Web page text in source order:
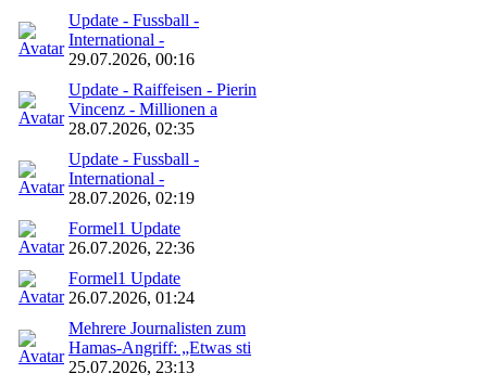
Update - Fussball -
International -
29.07.2026, 00:16
Update - Raiffeisen - Pierin
Vincenz - Millionen a
28.07.2026, 02:35
Update - Fussball -
International -
28.07.2026, 02:19
Formel1 Update
26.07.2026, 22:36
Formel1 Update
26.07.2026, 01:24
Mehrere Journalisten zum
Hamas-Angriff: „Etwas sti
25.07.2026, 23:13